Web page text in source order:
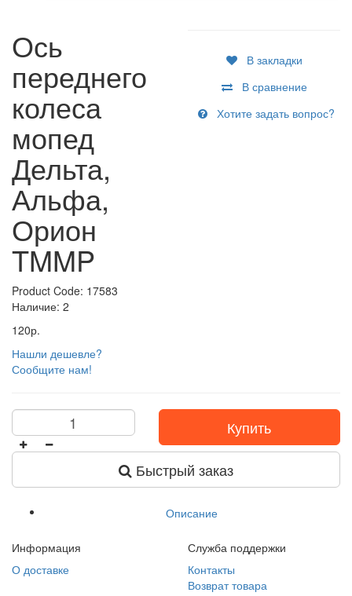
Ось
переднего
колеса
мопед
Дельта,
Альфа,
Орион
TMMP
Product Code: 17583
Наличие: 2
120р.
Нашли дешевле?
Сообщите нам!
В закладки
В сравнение
Хотите задать вопрос?
Купить
Быстрый заказ
Описание
Информация
О доставке
Служба поддержки
Контакты
Возврат товара